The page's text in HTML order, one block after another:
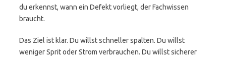
du erkennst, wann ein Defekt vorliegt, der Fachwissen
braucht.
Das Ziel ist klar. Du willst schneller spalten. Du willst
weniger Sprit oder Strom verbrauchen. Du willst sicherer